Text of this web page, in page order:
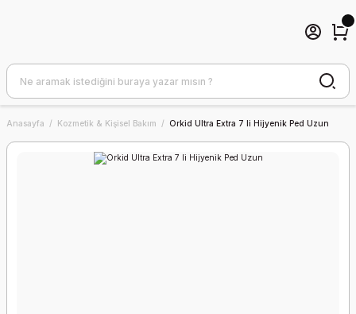
Anasayfa Kozmetik & Kişisel Bakım Orkid Ultra Extra 7 li Hijyenik Ped Uzun